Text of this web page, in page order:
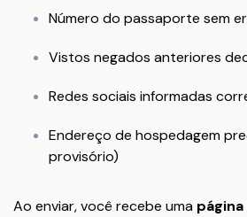
Número do passaporte sem
Vistos negados anteriores
Redes sociais informadas
Endereço de hospedagem
provisório)
Ao enviar, você recebe uma